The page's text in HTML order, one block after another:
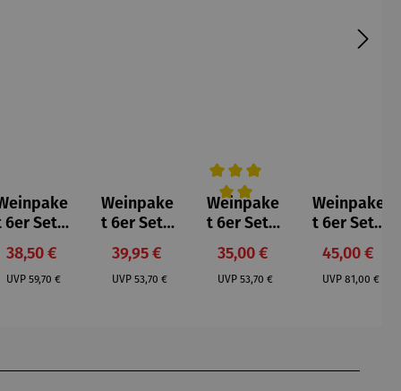
5 Sternen
6er Set |
–
Grap G
Carignan
Verkaufspreis:
38,50 €
UVP Regulärer Preis:
59,70 €
Weinpake
t 6er Set |
Grauburg
under
Kreuznach
Verkaufspreis:
39,95 €
UVP Regulärer Preis:
53,70 €
Durchschnittliche Bewertung
Weinpake
t 6er Set |
Klassiker
leichte
Sommerk
Verkaufspreis:
35,00 €
UVP Regulärer Preis:
53,70 €
Weinpake
t 6er Set |
Ophicus
Selección
Especial
45,00 €
UVP Regulärer
81,00 €